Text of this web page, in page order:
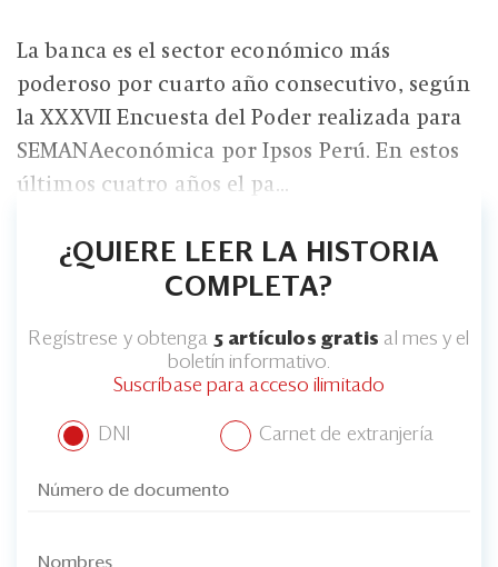
La banca es el sector económico más
poderoso por cuarto año consecutivo, según
la XXXVII Encuesta del Poder realizada para
SEMANAeconómica por Ipsos Perú. En estos
últimos cuatro años el pa...
¿QUIERE LEER LA HISTORIA
COMPLETA?
Regístrese y obtenga 5 artículos gratis al mes y el
boletín informativo.
Suscríbase para acceso ilimitado
DNI Carnet de extranjería